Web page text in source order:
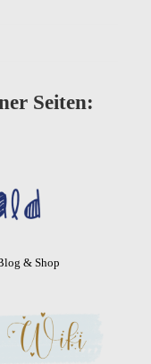
Seiten:
& Shop